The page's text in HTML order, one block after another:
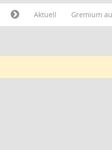
Aktuell Gremium